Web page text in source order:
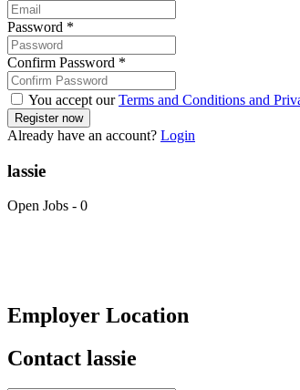
Password *
Confirm Password *
You accept ourTerms and Conditions and
Already have an account? Login
lassie
Open Jobs - 0
Employer Location
Contact lassie